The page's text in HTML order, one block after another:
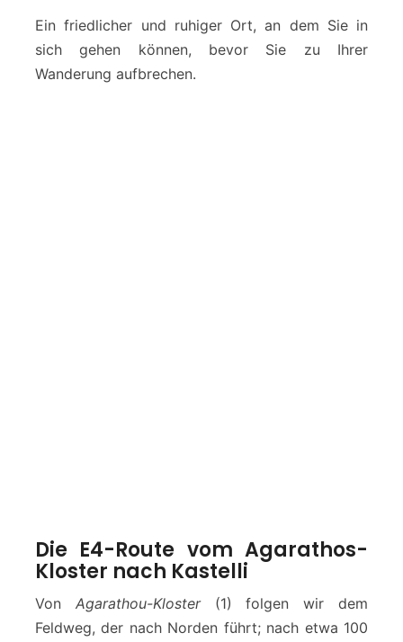
Ein friedlicher und ruhiger Ort, an dem Sie in
sich gehen können, bevor Sie zu Ihrer
Wanderung aufbrechen.
Die E4-Route vom Agarathos-
Kloster nach Kastelli
Von Agarathou-Kloster(1) folgen wir dem
Feldweg, der nach Norden führt; nach etwa 100